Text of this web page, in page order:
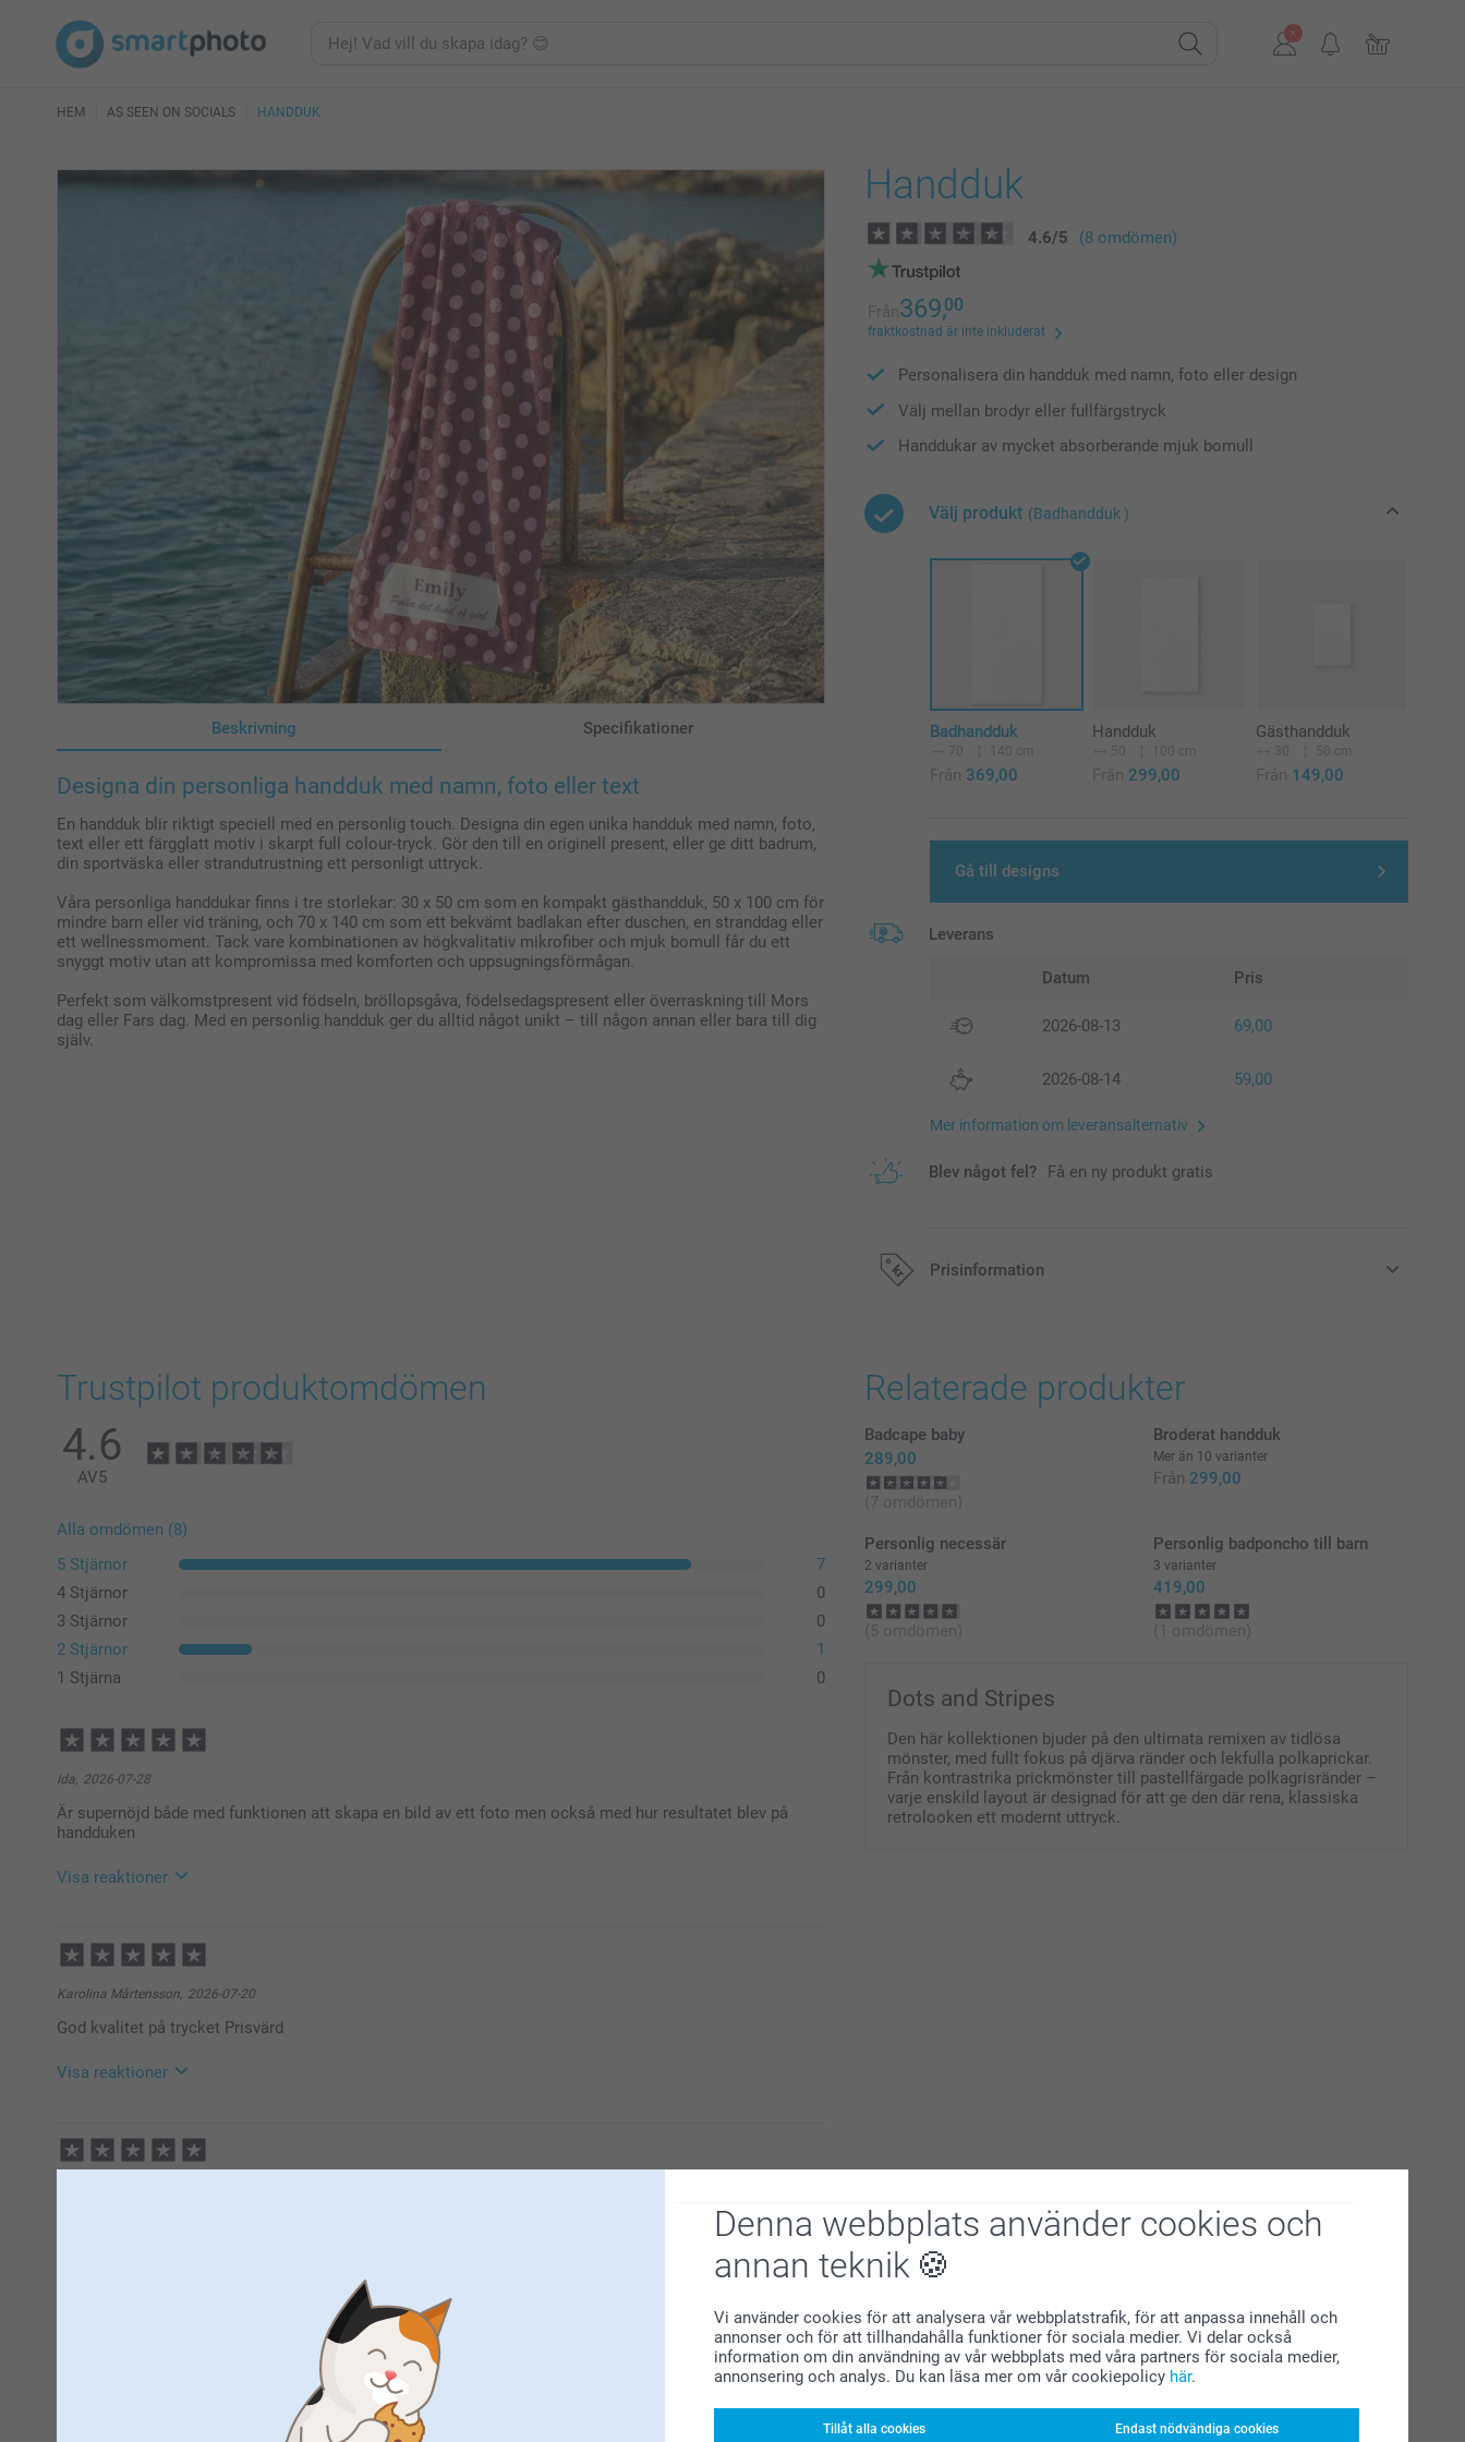
Denna webbplats använder cookies och
annan teknik
Vi använder cookies för att analysera vår webbplatstrafik, för att anpassa innehåll och
annonser och för att tillhandahålla funktioner för sociala medier. Vi delar också
information om din användning av vår webbplats med våra partners för sociala medier,
annonsering och analys. Du kan läsa mer om vår cookiepolicy här.
Tillåt alla cookies Endast nödvändiga cookies
HEM AS SEEN ON SOCIALS HANDDUK
Beskrivning Specifikationer
Designa din personliga handduk med namn, foto eller text
En handduk blir riktigt speciell med en personlig touch. Designa din egen unika handduk med namn, foto,
text eller ett färgglatt motiv i skarpt full colour-tryck. Gör den till en originell present, eller ge ditt badrum,
din sportväska eller strandutrustning ett personligt uttryck.
Våra personliga handdukar finns i tre storlekar: 30 x 50 cm som en kompakt gästhandduk, 50 x 100 cm för
mindre barn eller vid träning, och 70 x 140 cm som ett bekvämt badlakan efter duschen, en stranddag eller
ett wellnessmoment. Tack vare kombinationen av högkvalitativ mikrofiber och mjuk bomull får du ett
snyggt motiv utan att kompromissa med komforten och uppsugningsförmågan.
Perfekt som välkomstpresent vid födseln, bröllopsgåva, födelsedagspresent eller överraskning till Mors
dag eller Fars dag. Med en personlig handduk ger du alltid något unikt – till någon annan eller bara till dig
själv.
Handduk
4.6/5 (8 omdömen)
Från369,00
fraktkostnad är inte inkluderat
Personalisera din handduk med namn, foto eller design
Välj mellan brodyr eller fullfärgstryck
Handdukar av mycket absorberande mjuk bomull
Välj produkt (Badhandduk )
Badhandduk
70 140 cm
Från 369,00
Handduk
50 100 cm
Från 299,00
Gästhandduk
30 50 cm
Från 149,00
Gå till designs
Leverans
Datum Pris
2026-08-13 69,00
2026-08-14 59,00
Mer information om leveransalternativ
Blev något fel? Få en ny produkt gratis
Prisinformation
Trustpilot produktomdömen
4.6
AV5
Alla omdömen (8)
5 Stjärnor
7
4 Stjärnor
0
3 Stjärnor
0
2 Stjärnor
1
1 Stjärna
0
Ida, 2026-07-28
Är supernöjd både med funktionen att skapa en bild av ett foto men också med hur resultatet blev på
handduken
Visa reaktioner
12:08
Hej Ida,
Stort tack för dina ⭐️⭐️⭐️⭐️⭐️ och omdöme, kul att du är nöjd med din handduk!
Varma hälsningar,
Karolina Mårtensson, 2026-07-20
God kvalitet på trycket Prisvärd
Visa reaktioner
11:12
Hej Karolina,
Stort tack för dina ⭐️⭐️⭐️⭐️⭐️ och omdöme, kul att du är nöjd med din handduk!
Handduken är i bra kvalite och med tydlig och bra tryck på!
Relaterade produkter
Badcape baby
289,00
(7 omdömen)
Broderat handduk
Mer än 10 varianter
Från 299,00
Personlig necessär
2 varianter
299,00
(5 omdömen)
Personlig badponcho till barn
3 varianter
419,00
(1 omdömen)
Dots and Stripes
Den här kollektionen bjuder på den ultimata remixen av tidlösa
mönster, med fullt fokus på djärva ränder och lekfulla polkaprickar.
Från kontrastrika prickmönster till pastellfärgade polkagrisränder –
varje enskild layout är designad för att ge den där rena, klassiska
retrolooken ett modernt uttryck.